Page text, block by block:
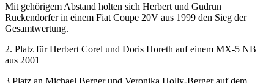
Mit gehörigem Abstand holten sich Herbert und Gudrun
Ruckendorfer in einem Fiat Coupe 20V aus 1999 den Sieg der
Gesamtwertung.
2. Platz für Herbert Corel und Doris Horeth auf einem MX-5 NB
aus 2001
3.Platz an Michael Berger und Veronika Holly-Berger auf dem